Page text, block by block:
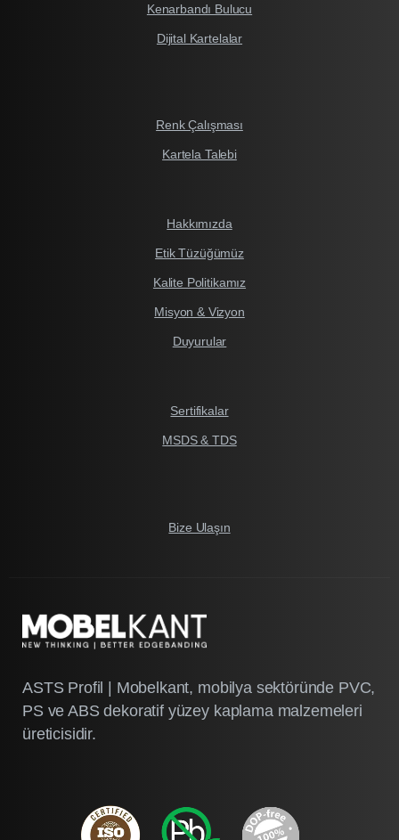
Kenarbandı Bulucu
Dijital Kartelalar
Renk Çalışması
Kartela Talebi
Hakkımızda
Etik Tüzüğümüz
Kalite Politikamız
Misyon & Vizyon
Duyurular
Sertifikalar
MSDS & TDS
Bize Ulaşın
ASTS Profil | Mobelkant, mobilya sektöründe PVC,
PS ve ABS dekoratif yüzey kaplama malzemeleri
üreticisidir.